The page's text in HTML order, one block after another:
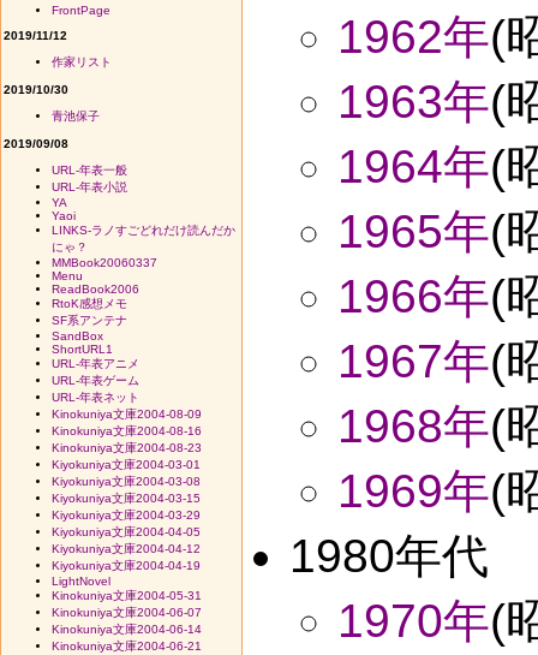
1962年(
1963年(
1964年(
1965年(
1966年(
1967年(
1968年(
1969年(
1980年代
1970年(
FrontPage
2019/11/12
作家リスト
2019/10/30
青池保子
2019/09/08
URL-年表一般
URL-年表小説
YA
Yaoi
LINKS-ラノすごどれだけ読んだか
にゃ？
MMBook20060337
Menu
ReadBook2006
RtoK感想メモ
SF系アンテナ
SandBox
ShortURL1
URL-年表アニメ
URL-年表ゲーム
URL-年表ネット
Kinokuniya文庫2004-08-09
Kinokuniya文庫2004-08-16
Kinokuniya文庫2004-08-23
Kiyokuniya文庫2004-03-01
Kiyokuniya文庫2004-03-08
Kiyokuniya文庫2004-03-15
Kiyokuniya文庫2004-03-29
Kiyokuniya文庫2004-04-05
Kiyokuniya文庫2004-04-12
Kiyokuniya文庫2004-04-19
LightNovel
Kinokuniya文庫2004-05-31
Kinokuniya文庫2004-06-07
Kinokuniya文庫2004-06-14
Kinokuniya文庫2004-06-21